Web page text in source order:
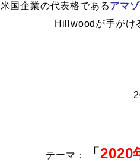
米国企業の代表格であるアマ
Hillwoodが手がけ
テーマ： 「2020